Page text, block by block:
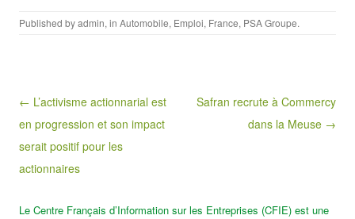
Published byadmin, in Automobile, Emploi, France, PSA Groupe.
Post navigation
← L’activisme actionnarial est
en progression et son impact
serait positif pour les
actionnaires
Safran recrute à Commercy
dans la Meuse →
Le Centre Français d’Information sur les Entreprises (CFIE) est une